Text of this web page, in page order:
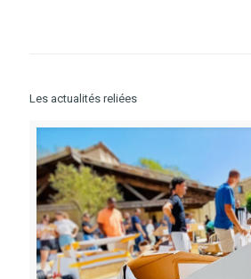
Les actualités reliées